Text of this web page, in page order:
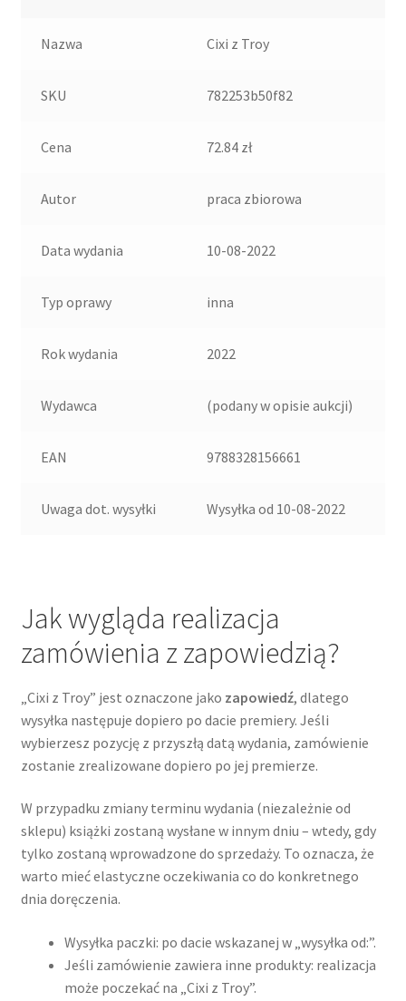
Nazwa Cixi z Troy
SKU 782253b50f82
Cena 72.84 zł
Autor praca zbiorowa
Data wydania 10-08-2022
Typ oprawy inna
Rok wydania 2022
Wydawca (podany w opisie aukcji)
EAN 9788328156661
Uwaga dot. wysyłki Wysyłka od 10-08-2022
Jak wygląda realizacja
zamówienia z zapowiedzią?
„Cixi z Troy” jest oznaczone jako zapowiedź, dlatego
wysyłka następuje dopiero po dacie premiery. Jeśli
wybierzesz pozycję z przyszłą datą wydania, zamówienie
zostanie zrealizowane dopiero po jej premierze.
W przypadku zmiany terminu wydania (niezależnie od
sklepu) książki zostaną wysłane w innym dniu – wtedy, gdy
tylko zostaną wprowadzone do sprzedaży. To oznacza, że
warto mieć elastyczne oczekiwania co do konkretnego
dnia doręczenia.
Wysyłka paczki: po dacie wskazanej w „wysyłka od:”.
Jeśli zamówienie zawiera inne produkty: realizacja
może poczekać na „Cixi z Troy”.